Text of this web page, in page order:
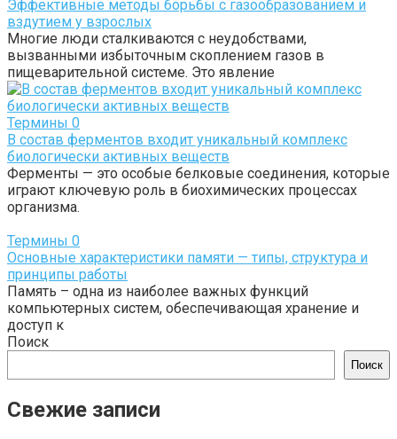
Эффективные методы борьбы с газообразованием и
вздутием у взрослых
Многие люди сталкиваются с неудобствами,
вызванными избыточным скоплением газов в
пищеварительной системе. Это явление
Термины 0
В состав ферментов входит уникальный комплекс
биологически активных веществ
Ферменты — это особые белковые соединения, которые
играют ключевую роль в биохимических процессах
организма.
Термины 0
Основные характеристики памяти — типы, структура и
принципы работы
Память – одна из наиболее важных функций
компьютерных систем, обеспечивающая хранение и
доступ к
Поиск
Поиск
Свежие записи